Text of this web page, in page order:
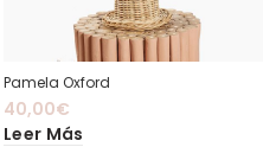
Pamela Oxford
40,00€
Leer Más